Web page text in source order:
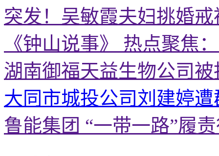
突发！吴敏霞夫妇挑婚
《钟山说事》 热点聚焦
湖南御福天益生物公司
大同市城投公司刘建婷
鲁能集团 “一带一路”履